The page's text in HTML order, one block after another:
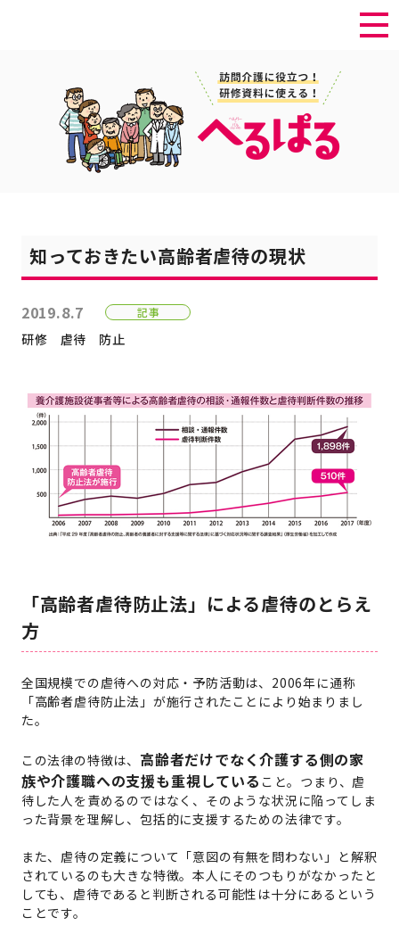
知っておきたい高齢者虐待の現状
2019.8.7 記事
研修 虐待 防止
「高齢者虐待防止法」による虐待のとらえ
方
全国規模での虐待への対応・予防活動は、2006年に通称
「高齢者虐待防止法」が施行されたことにより始まりまし
た。
この法律の特徴は、 高齢者だけでなく介護する側の家
族や介護職への支援も重視している こと。つまり、虐
待した人を責めるのではなく、そのような状況に陥ってしま
った背景を理解し、包括的に支援するための法律です。
また、虐待の定義について「意図の有無を問わない」と解釈
されているのも大きな特徴。本人にそのつもりがなかったと
しても、虐待であると判断される可能性は十分にあるという
ことです。